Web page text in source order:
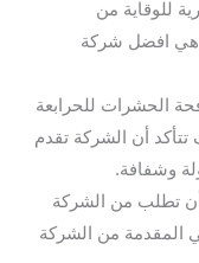
للوقاية من
هي افضل شركة
الحشرات للحرابعة
أن الشركة تقدم
وشفافة.
أن تطلب من الشركة
المقدمة من الشركة